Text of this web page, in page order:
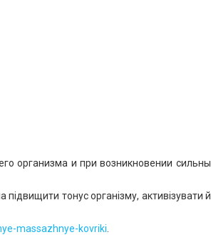
организма и при возникновении
тонус організму, активізувати
massazhnye-kovriki